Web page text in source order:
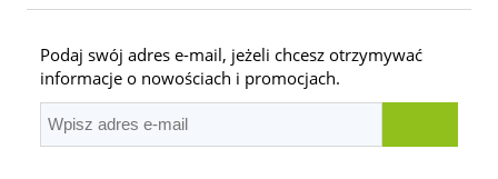
Podaj swój adres e-mail, jeżeli chcesz otrzymywać
informacje o nowościach i promocjach.